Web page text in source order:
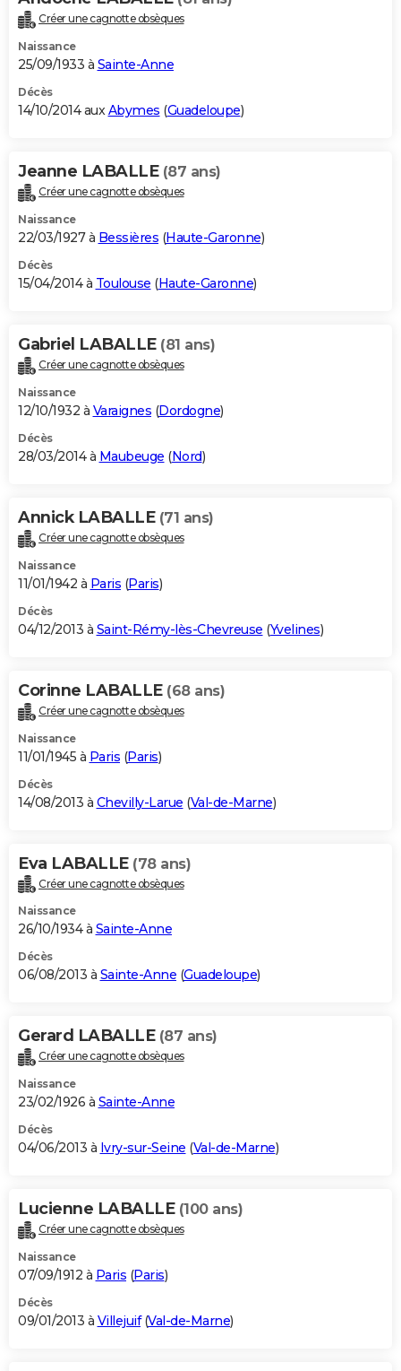
Créer une cagnotte obsèques
Naissance
25/09/1933 à Sainte-Anne
Décès
14/10/2014 auxAbymes (Guadeloupe)
Jeanne LABALLE (87 ans)
Créer une cagnotte obsèques
Naissance
22/03/1927 à Bessières (Haute-Garonne)
Décès
15/04/2014 à Toulouse (Haute-Garonne)
Gabriel LABALLE (81 ans)
Créer une cagnotte obsèques
Naissance
12/10/1932 à Varaignes (Dordogne)
Décès
28/03/2014 à Maubeuge (Nord)
Annick LABALLE (71 ans)
Créer une cagnotte obsèques
Naissance
11/01/1942 à Paris (Paris)
Décès
04/12/2013 à Saint-Rémy-lès-Chevreuse (Yvelines)
Corinne LABALLE (68 ans)
Créer une cagnotte obsèques
Naissance
11/01/1945 à Paris (Paris)
Décès
14/08/2013 à Chevilly-Larue (Val-de-Marne)
Eva LABALLE (78 ans)
Créer une cagnotte obsèques
Naissance
26/10/1934 à Sainte-Anne
Décès
06/08/2013 à Sainte-Anne (Guadeloupe)
Gerard LABALLE (87 ans)
Créer une cagnotte obsèques
Naissance
23/02/1926 à Sainte-Anne
Décès
04/06/2013 à Ivry-sur-Seine (Val-de-Marne)
Lucienne LABALLE (100 ans)
Créer une cagnotte obsèques
Naissance
07/09/1912 à Paris (Paris)
Décès
09/01/2013 à Villejuif(Val-de-Marne)